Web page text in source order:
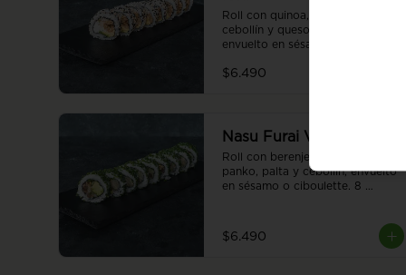
Roll con quinoa, seitán, palta,
cebollín y queso vegano
envuelto en sésamo o ciboulette.
$6.490
Nasu Furai Vegan Roll
Roll con berenjena apanada en
panko, palta y cebollín, envuelto
en sésamo o ciboulette. 8
$6.490